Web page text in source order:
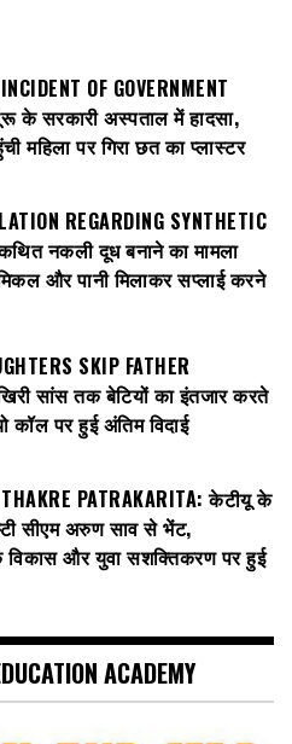
OF GOVERNMENT
के सरकारी अस्पताल में हादसा,
महिला पर गिरा छत का प्लास्टर
REGARDING SYNTHETIC
नकली दूध बनाने का मामला
और पानी मिलाकर सप्लाई करने
SKIP FATHER
सांस तक बेटियों का इंतजार करते
कॉल पर हुई अंतिम विदाई
PATRAKARITA: केटीयू के
सीएम अरुण साव से भेंट,
विकास और युवा सशक्तिकरण पर हुई
ACADEMY